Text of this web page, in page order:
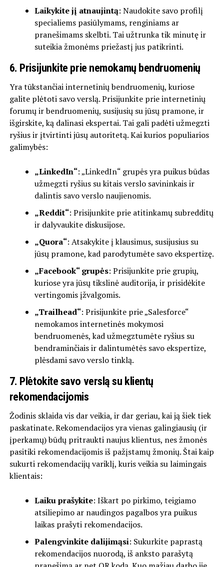
Laikykite jį atnaujintą: Naudokite savo profilį
specialiems pasiūlymams, renginiams ar
pranešimams skelbti. Tai užtrunka tik minutę ir
suteikia žmonėms priežastį jus patikrinti.
6. Prisijunkite prie nemokamų bendruomenių
Yra tūkstančiai internetinių bendruomenių, kuriose
galite plėtoti savo verslą. Prisijunkite prie internetinių
forumų ir bendruomenių, susijusių su jūsų pramone, ir
išgirskite, ką dalinasi ekspertai. Tai gali padėti užmegzti
ryšius ir įtvirtinti jūsų autoritetą. Kai kurios populiarios
galimybės:
„LinkedIn“: „LinkedIn“ grupės yra puikus būdas
užmegzti ryšius su kitais verslo savininkais ir
dalintis savo verslo naujienomis.
„Reddit“: Prisijunkite prie atitinkamų subredditų
ir dalyvaukite diskusijose.
„Quora“: Atsakykite į klausimus, susijusius su
jūsų pramone, kad parodytumėte savo ekspertizę.
„Facebook“ grupės: Prisijunkite prie grupių,
kuriose yra jūsų tikslinė auditorija, ir prisidėkite
vertingomis įžvalgomis.
„Trailhead“: Prisijunkite prie „Salesforce“
nemokamos internetinės mokymosi
bendruomenės, kad užmegztumėte ryšius su
bendraminčiais ir dalintumėtės savo ekspertize,
plėsdami savo verslo tinklą.
7. Plėtokite savo verslą su klientų
rekomendacijomis
Žodinis sklaida vis dar veikia, ir dar geriau, kai ją šiek tiek
paskatinate. Rekomendacijos yra vienas galingiausių (ir
įperkamų) būdų pritraukti naujus klientus, nes žmonės
pasitiki rekomendacijomis iš pažįstamų žmonių. Štai kaip
sukurti rekomendacijų variklį, kuris veikia su laimingais
klientais:
Laiku prašykite: Iškart po pirkimo, teigiamo
atsiliepimo ar naudingos pagalbos yra puikus
laikas prašyti rekomendacijos.
Palengvinkite dalijimąsi: Sukurkite paprastą
rekomendacijos nuorodą, iš anksto parašytą